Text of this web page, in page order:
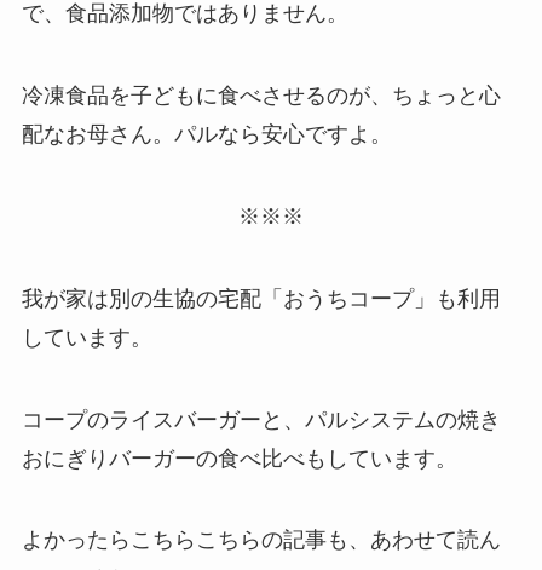
で、食品添加物ではありません。
冷凍食品を子どもに食べさせるのが、ちょっと心
配なお母さん。パルなら安心ですよ。
※※※
我が家は別の生協の宅配「おうちコープ」も利用
しています。
コープのライスバーガーと、パルシステムの焼き
おにぎりバーガーの食べ比べもしています。
よかったらこちらこちらの記事も、あわせて読ん